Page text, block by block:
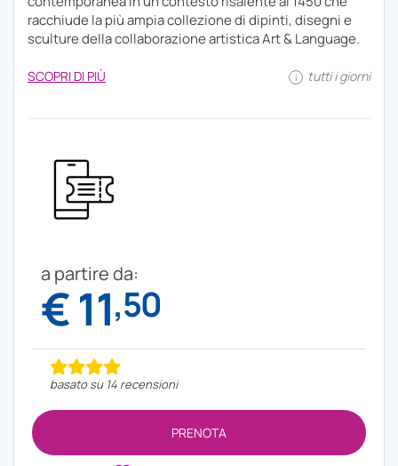
racchiude la più ampia collezione di dipinti, disegni e
sculture della collaborazione artistica Art & Language.
SCOPRI DI PIÙ i tutti i giorni
a partire da:
€ 11,50
basato su 14 recensioni
PRENOTA